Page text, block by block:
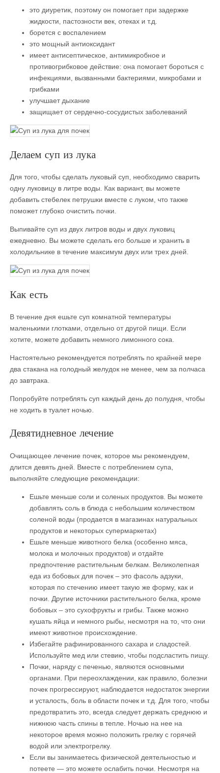
это диуретик, поэтому он помогает при задержке
жидкости, пастозности век, отеках и т.д.
борется с воспалением
это мощный антиоксидант
имеет антисептическое, антимикробное и
противогрибковое действие: она помогает бороться с
инфекциями, вызванными бактериями, микробами и
грибками
улучшает дыхание
защищает от сердечно-сосудистых заболеваний
Делаем суп из лука
Для того, чтобы сделать луковый суп, необходимо сварить
одну луковицу в литре воды. Как вариант, вы можете
добавить стебелек петрушки вместе с луком, что также
поможет глубоко очистить почки.
Выпивайте суп из двух литров воды и двух луковиц
ежедневно. Вы можете сделать его больше и хранить в
холодильнике в течение максимум двух или трех дней.
Как есть
В течение дня ешьте суп комнатной температуры
маленькими глотками, отдельно от другой пищи. Если
хотите, можете добавить немного лимонного сока.
Настоятельно рекомендуется потреблять по крайней мере
два стакана на голодный желудок не менее, чем за полчаса
до завтрака.
Попробуйте потреблять суп каждый день до полудня, чтобы
не ходить в туалет ночью.
Девятидневное лечение
Очищающее лечение почек, которое мы рекомендуем,
длится девять дней. Вместе с потреблением супа,
выполняйте следующие рекомендации:
Ешьте меньше соли и соленых продуктов. Вы можете
добавлять соль в блюда с небольшим количеством
соленой воды (продается в магазинах натуральных
продуктов и некоторых супермаркетах)
Ешьте меньше животного белка (особенно мяса,
молока и молочных продуктов) и отдайте
предпочтение растительным белкам. Великолепная
еда из бобовых для почек – это фасоль адзуки,
которая по стечению имеет такую же форму, как и
почки. Другие источники растительного белка, кроме
бобовых – это сухофрукты и грибы. Также можно
кушать яйца и немного рыбы, несмотря на то, что они
имеют животное происхождение.
Избегайте рафинированного сахара и сладостей.
Используйте мед или стевию, чтобы подсластить пищу.
Почки, наряду с печенью, являются основными
органами. При переохлаждении, как правило, болезни
почек прогрессируют, наблюдается недостаток энергии
и усталость, боль в области почек и т.д. Для того, чтобы
предотвратить это, всегда следует держать среднюю и
нижнюю часть спины в тепле. Ночью на нее на
некоторое время можно положить грелку с горячей
водой или электрогрелку.
Если вы занимаетесь физической деятельностью и
потеете — это можете ослабить почки. Несмотря на